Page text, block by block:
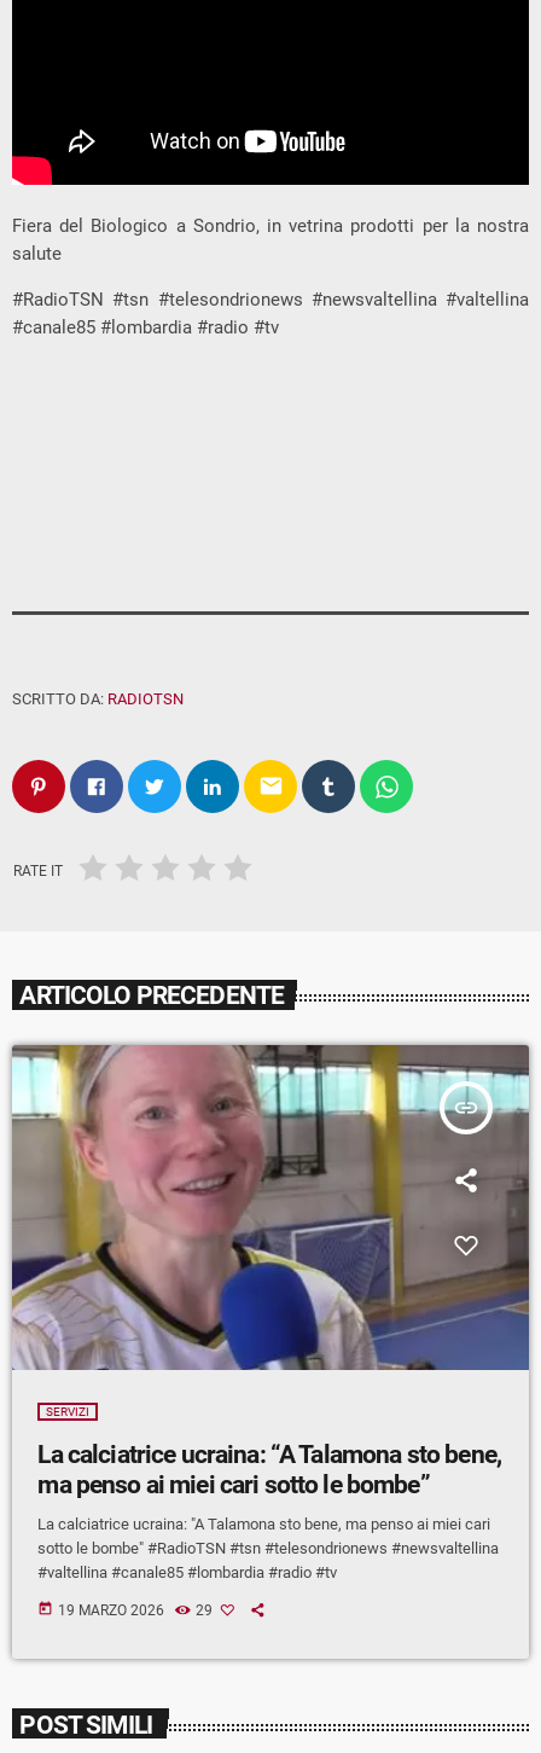
Fiera del Biologico a Sondrio, in vetrina prodotti per la nostra
salute
#RadioTSN #tsn #telesondrionews #newsvaltellina #valtellina
#canale85 #lombardia #radio #tv
SCRITTO DA: RADIOTSN
email
RATE IT
ARTICOLO PRECEDENTE
insert_link
SERVIZI
La calciatrice ucraina: “A Talamona sto bene,
ma penso ai miei cari sotto le bombe”
La calciatrice ucraina: "A Talamona sto bene, ma penso ai miei cari
sotto le bombe" #RadioTSN #tsn #telesondrionews #newsvaltellina
#valtellina #canale85 #lombardia #radio #tv
today 19 MARZO 2026 29
POST SIMILI